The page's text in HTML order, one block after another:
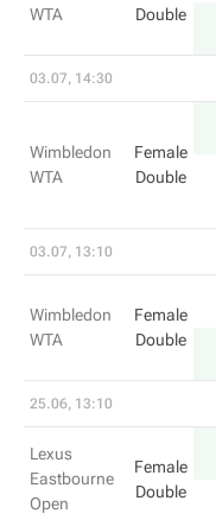
WTA
Double
03.07, 14:30
Wimbledon
WTA
Female
Double
03.07, 13:10
Wimbledon
WTA
Female
Double
25.06, 13:10
Lexus
Eastbourne
Open
Female
Double